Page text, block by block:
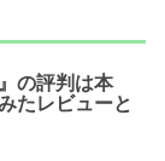
の評判は本
たレビューと